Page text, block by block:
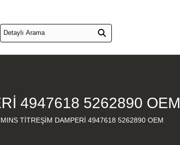
4947618 5262890 OEM
TİTREŞİM DAMPERİ 4947618 5262890 OEM